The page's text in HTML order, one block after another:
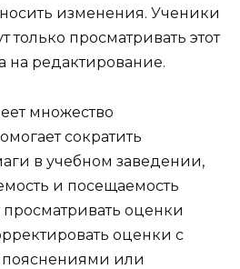
изменения. Ученики
только просматривать этот
на редактирование.
множество
сократить
в учебном заведении,
и посещаемость
просматривать оценки
оценки с
или